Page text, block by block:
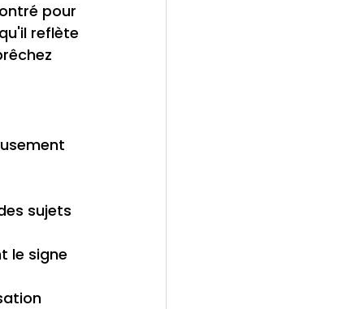
pour
reflète
sujets
le signe